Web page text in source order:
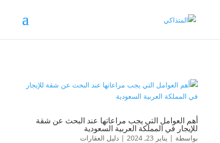
أهم العوامل التي يجب مراعاتها عند البحث عن شقة
للإيجار في المملكة العربية السعودية
بواسطة | يناير 23, 2024 | دليل العقارات